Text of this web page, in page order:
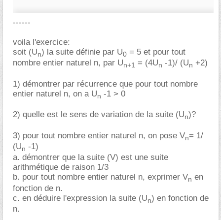
------
voila l'exercice:
soit (Un) la suite définie par U0 = 5 et pour tout
nombre entier naturel n, par Un+1 = (4Un -1)/ (Un +2)
1) démontrer par récurrence que pour tout nombre
entier naturel n, on a Un -1 > 0
2) quelle est le sens de variation de la suite (Un)?
3) pour tout nombre entier naturel n, on pose Vn= 1/
(Un -1)
a. démontrer que la suite (V) est une suite
arithmétique de raison 1/3
b. pour tout nombre entier naturel n, exprimer Vn en
fonction de n.
c. en déduire l'expression la suite (Un) en fonction de
n.